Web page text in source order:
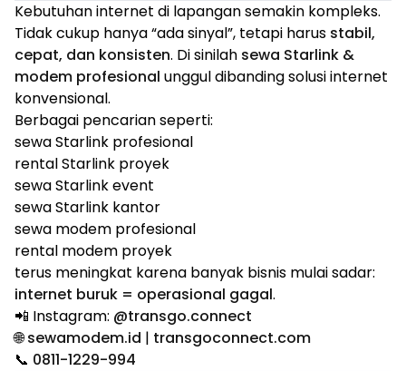
Kebutuhan internet di lapangan semakin kompleks.
Tidak cukup hanya “ada sinyal”, tetapi harus stabil,
cepat, dan konsisten. Di sinilah sewa Starlink &
modem profesional unggul dibanding solusi internet
konvensional.
Berbagai pencarian seperti:
sewa Starlink profesional
rental Starlink proyek
sewa Starlink event
sewa Starlink kantor
sewa modem profesional
rental modem proyek
terus meningkat karena banyak bisnis mulai sadar:
internet buruk = operasional gagal.
📲 Instagram: @transgo.connect
🌐sewamodem.id | transgoconnect.com
📞 0811-1229-994